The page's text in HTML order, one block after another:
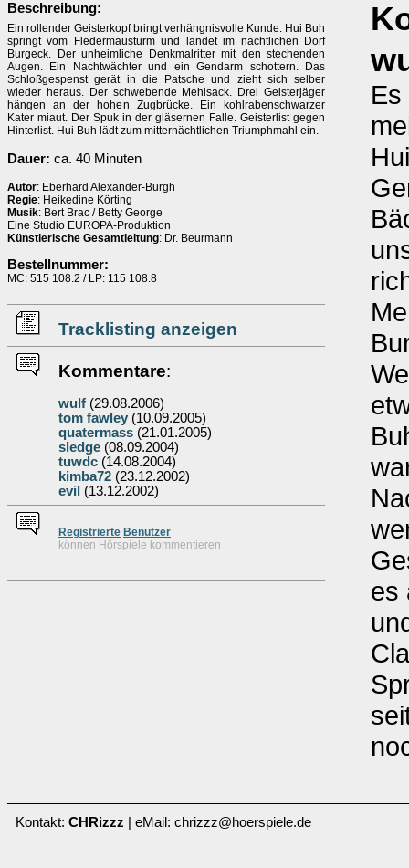
Beschreibung:
Ein rollender Geisterkopf bringt verhängnisvolle Kunde. Hui Buh
springt vom Fledermausturm und landet im nächtlichen Dorf
Burgeck. Der unheimliche Denkmalritter mit den stechenden
Augen. Ein Nachtwächter und ein Gendarm schottern. Das
Schloßgespenst gerät in die Patsche und zieht sich selber
wieder heraus. Der schwebende Mehlsack. Drei Geisterjäger
hängen an der hohen Zugbrücke. Ein kohlrabenschwarzer
Kater miaut. Der Spuk in der gläsernen Falle. Geisterlist gegen
Hinterlist. Hui Buh lädt zum mitternächtlichen Triumphmahl ein.
Dauer: ca. 40 Minuten
Autor: Eberhard Alexander-Burgh
Regie: Heikedine Körting
Musik: Bert Brac / Betty George
Eine Studio EUROPA-Produktion
Künstlerische Gesamtleitung: Dr. Beurmann
Bestellnummer:
MC: 515 108.2 / LP: 115 108.8
Tracklisting anzeigen
Kommentare:
wulf (29.08.2006)
tom fawley (10.09.2005)
quatermass (21.01.2005)
sledge (08.09.2004)
tuwdc (14.08.2004)
kimba72 (23.12.2002)
evil (13.12.2002)
Registrierte Benutzer
können Hörspiele kommentieren
Es
es
Kontakt: CHRizzz | eMail: chrizzz@hoerspiele.de